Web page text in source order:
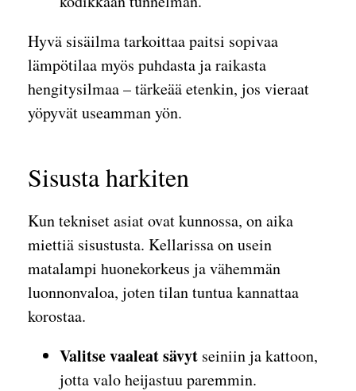
Hyvä sisäilma tarkoittaa paitsi sopivaa
lämpötilaa myös puhdasta ja raikasta
hengitysilmaa – tärkeää etenkin, jos vieraat
yöpyvät useamman yön.
Sisusta harkiten
Kun tekniset asiat ovat kunnossa, on aika
miettiä sisustusta. Kellarissa on usein
matalampi huonekorkeus ja vähemmän
luonnonvaloa, joten tilan tuntua kannattaa
korostaa.
Valitse vaaleat sävyt seiniin ja kattoon,
jotta valo heijastuu paremmin.